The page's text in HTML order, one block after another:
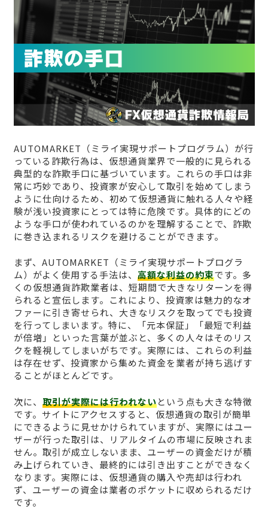
AUTOMARKET（ミライ実現サポートプログラム）が行
っている詐欺行為は、仮想通貨業界で一般的に見られる
典型的な詐欺手口に基づいています。これらの手口は非
常に巧妙であり、投資家が安心して取引を始めてしまう
ように仕向けるため、初めて仮想通貨に触れる人々や経
験が浅い投資家にとっては特に危険です。具体的にどの
ような手口が使われているのかを理解することで、詐欺
に巻き込まれるリスクを避けることができます。
まず、AUTOMARKET（ミライ実現サポートプログラ
ム）がよく使用する手法は、 高額な利益の約束です。多
くの仮想通貨詐欺業者は、短期間で大きなリターンを得
られると宣伝します。これにより、投資家は魅力的なオ
ファーに引き寄せられ、大きなリスクを取ってでも投資
を行ってしまいます。特に、「元本保証」「最短で利益
が倍増」といった言葉が並ぶと、多くの人々はそのリス
クを軽視してしまいがちです。実際には、これらの利益
は存在せず、投資家から集めた資金を業者が持ち逃げす
ることがほとんどです。
次に、 取引が実際には行われないという点も大きな特徴
です。サイトにアクセスすると、仮想通貨の取引が簡単
にできるように見せかけられていますが、実際にはユー
ザーが行った取引は、リアルタイムの市場に反映されま
せん。取引が成立しないまま、ユーザーの資金だけが積
み上げられていき、最終的には引き出すことができなく
なります。実際には、仮想通貨の購入や売却は行われ
ず、ユーザーの資金は業者のポケットに収められるだけ
です。